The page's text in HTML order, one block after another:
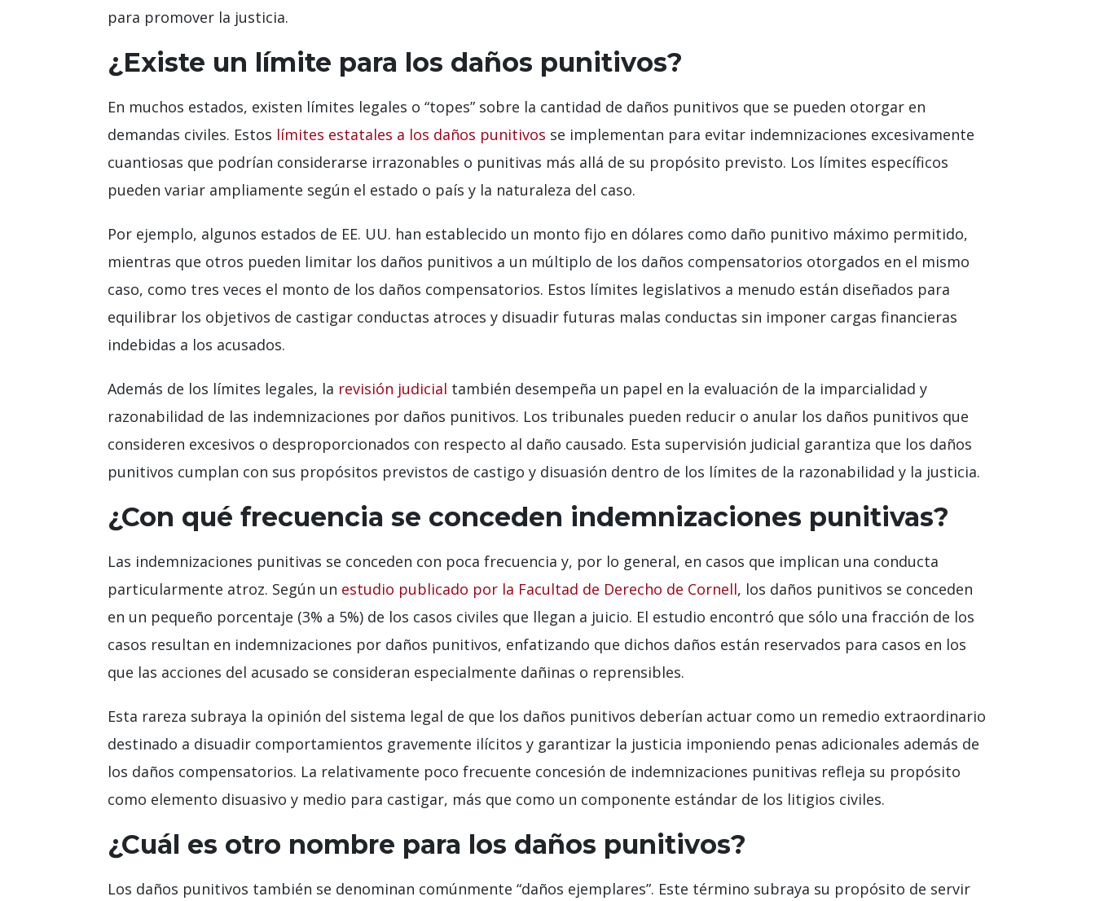
para promover la justicia.
¿Existe un límite para los daños punitivos?
En muchos estados, existen límites legales o “topes” sobre la cantidad de daños punitivos que se pueden otorgar en
demandas civiles. Estos límites estatales a los daños punitivos se implementan para evitar indemnizaciones excesivamente
cuantiosas que podrían considerarse irrazonables o punitivas más allá de su propósito previsto. Los límites específicos
pueden variar ampliamente según el estado o país y la naturaleza del caso.
Por ejemplo, algunos estados de EE. UU. han establecido un monto fijo en dólares como daño punitivo máximo permitido,
mientras que otros pueden limitar los daños punitivos a un múltiplo de los daños compensatorios otorgados en el mismo
caso, como tres veces el monto de los daños compensatorios. Estos límites legislativos a menudo están diseñados para
equilibrar los objetivos de castigar conductas atroces y disuadir futuras malas conductas sin imponer cargas financieras
indebidas a los acusados.
Además de los límites legales, la revisión judicial también desempeña un papel en la evaluación de la imparcialidad y
razonabilidad de las indemnizaciones por daños punitivos. Los tribunales pueden reducir o anular los daños punitivos que
consideren excesivos o desproporcionados con respecto al daño causado. Esta supervisión judicial garantiza que los daños
punitivos cumplan con sus propósitos previstos de castigo y disuasión dentro de los límites de la razonabilidad y la justicia.
¿Con qué frecuencia se conceden indemnizaciones punitivas?
Las indemnizaciones punitivas se conceden con poca frecuencia y, por lo general, en casos que implican una conducta
particularmente atroz. Según un estudio publicado por la Facultad de Derecho de Cornell, los daños punitivos se conceden
en un pequeño porcentaje (3% a 5%) de los casos civiles que llegan a juicio. El estudio encontró que sólo una fracción de los
casos resultan en indemnizaciones por daños punitivos, enfatizando que dichos daños están reservados para casos en los
que las acciones del acusado se consideran especialmente dañinas o reprensibles.
Esta rareza subraya la opinión del sistema legal de que los daños punitivos deberían actuar como un remedio extraordinario
destinado a disuadir comportamientos gravemente ilícitos y garantizar la justicia imponiendo penas adicionales además de
los daños compensatorios. La relativamente poco frecuente concesión de indemnizaciones punitivas refleja su propósito
como elemento disuasivo y medio para castigar, más que como un componente estándar de los litigios civiles.
¿Cuál es otro nombre para los daños punitivos?
Los daños punitivos también se denominan comúnmente “daños ejemplares”. Este término subraya su propósito de servir